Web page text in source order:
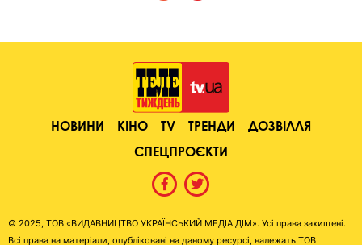
НОВИНИ КІНО TV ТРЕНДИ
ДОЗВІЛЛЯ
СПЕЦПРОЄКТИ
© 2025, ТОВ «ВИДАВНИЦТВО УКРАЇНСЬКИЙ МЕДІА ДІМ». Усі права захищені.
Всі права на матеріали, опубліковані на даному ресурсі, належать ТОВ